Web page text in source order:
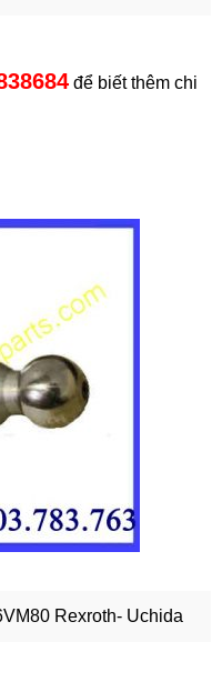
để biết thêm chi
Rexroth- Uchida